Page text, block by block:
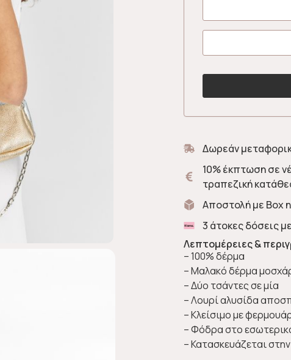
Δωρεάν
10% έκπτωση σε
τραπεζική
Αποστολή με Box
3 άτοκες δόσεις
Λεπτομέρειες &
– 100% δέρμα
– Μαλακό δέρμα
– Δύο τσάντες σε μία
– Λουρί αλυσίδα
– Κλείσιμο με
– Φόδρα στο
– Κατασκευάζεται